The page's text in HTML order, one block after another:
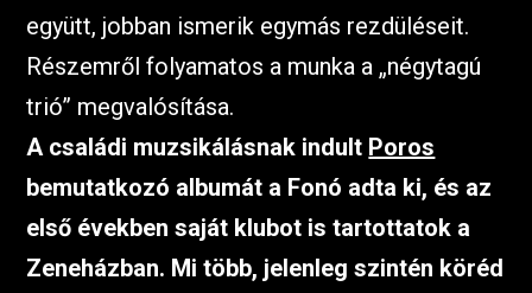
együtt, jobban ismerik egymás rezdüléseit.
Részemről folyamatos a munka a „négytagú
trió” megvalósítása.
A családi muzsikálásnak indult Poros
bemutatkozó albumát a Fonó adta ki, és az
első években saját klubot is tartottatok a
Zeneházban. Mi több, jelenleg szintén köréd